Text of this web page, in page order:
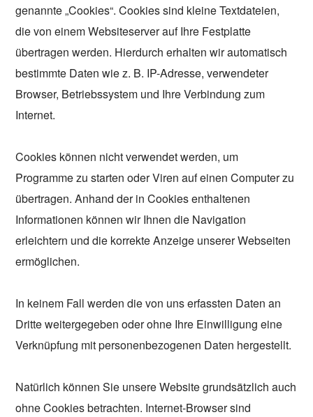
genannte „Cookies“. Cookies sind kleine Textdateien,
die von einem Websiteserver auf Ihre Festplatte
übertragen werden. Hierdurch erhalten wir automatisch
bestimmte Daten wie z. B. IP-Adresse, verwendeter
Browser, Betriebssystem und Ihre Verbindung zum
Internet.
Cookies können nicht verwendet werden, um
Programme zu starten oder Viren auf einen Computer zu
übertragen. Anhand der in Cookies enthaltenen
Informationen können wir Ihnen die Navigation
erleichtern und die korrekte Anzeige unserer Webseiten
ermöglichen.
In keinem Fall werden die von uns erfassten Daten an
Dritte weitergegeben oder ohne Ihre Einwilligung eine
Verknüpfung mit personenbezogenen Daten hergestellt.
Natürlich können Sie unsere Website grundsätzlich auch
ohne Cookies betrachten. Internet-Browser sind